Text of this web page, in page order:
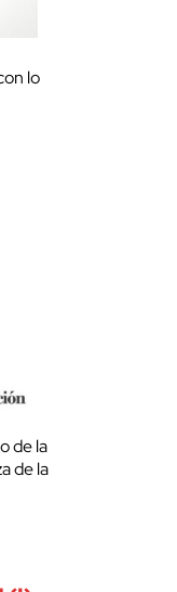
lo
de la
de la